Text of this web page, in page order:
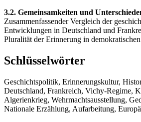
3.2. Gemeinsamkeiten und
Zusammenfassender Vergleich der
Entwicklungen in Deutschland und
Pluralität der Erinnerung in
Schlüsselwörter
Geschichtspolitik, Erinnerungskultur,
Deutschland, Frankreich, Vichy-Regime,
Algerienkrieg, Wehrmachtsausstellung,
Nationale Erzählung, Aufarbeitung,